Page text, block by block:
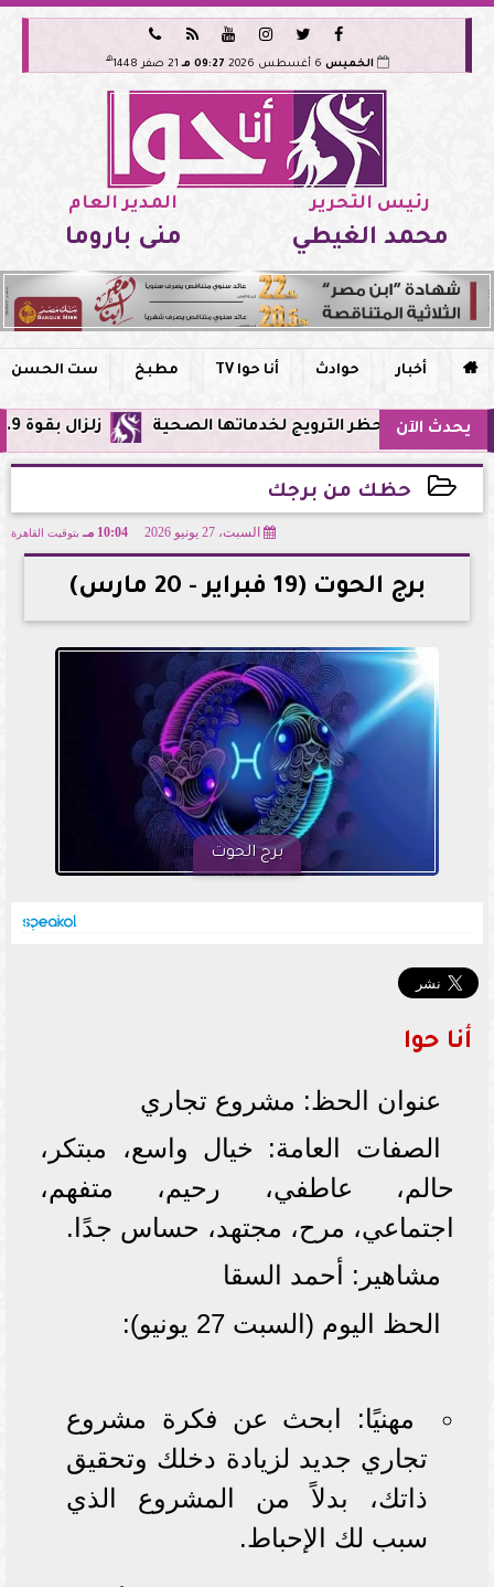






الخميس 09:27 مـ 21 صفر 1448 هـ
رئيس التحرير
محمد الغيطي
المدير العام
منى باروما
 أخبار حوادث أنا حوا TV مطبخ ست الحسن
يحدث الآن زلزال بقوة 5.9 ريختر يشعر به سكان القاهرة وعدة محافظات.. مركزه شرق البحر المتوسط مصر وحظر الترويج لخدماتها الصحية
حظك من برجك
السبت، 27 يونيو 2026 10:04 مـ بتوقيت القاهرة
برج الحوت (19 فبراير - 20 مارس)
برج الحوت
أنا حوا
عنوان الحظ: مشروع تجاري
الصفات العامة: خيال واسع، مبتكر،
حالم، عاطفي، رحيم، متفهم،
اجتماعي، مرح، مجتهد، حساس جدًا.
مشاهير: أحمد السقا
الحظ اليوم (السبت 27 يونيو):
مهنيًا: ابحث عن فكرة مشروع
تجاري جديد لزيادة دخلك وتحقيق
ذاتك، بدلاً من المشروع الذي
سبب لك الإحباط.